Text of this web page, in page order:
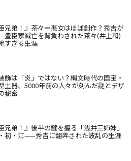
兄弟！』茶々＝悪女はほぼ創作？秀吉が
豊臣家滅亡を背負わされた茶々(井上和)
すぎる生涯
飾は「炎」ではない？縄文時代の国宝・
土器、5000年前の人々が刻んだ謎とデザ
秘密
兄弟！』後半の鍵を握る「浅井三姉妹」
初・江——秀吉に翻弄された波乱の生涯